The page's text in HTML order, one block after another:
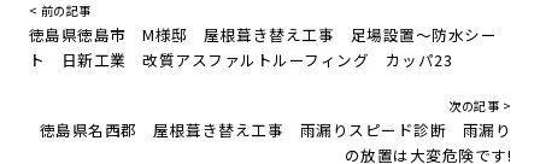
< 前の記事
徳島県徳島市 M様邸 屋根葺き替え工事 足場設置～防水シー
ト 日新工業 改質アスファルトルーフィング カッパ23
次の記事 >
徳島県名西郡 屋根葺き替え工事 雨漏りスピード診断 雨漏り
の放置は大変危険です!